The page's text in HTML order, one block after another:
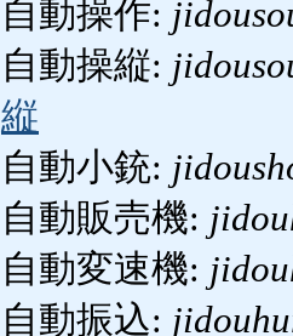
自動操作:
自動操縦:
縦
自動小銃:
自動販売機:
自動変速機:
自動振込: